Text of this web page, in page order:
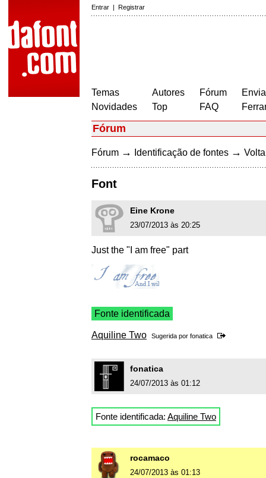
Entrar | Registrar
Temas
Novidades
Autores
Top
Fórum
FAQ
Fórum
Fórum → Identificação de fontes →
Font
Eine Krone
23/07/2013 às 20:25
Just the "I am free" part
Fonte identificada
Aquiline Two Sugerida por fonatica
fonatica
24/07/2013 às 01:12
Fonte identificada: Aquiline Two
rocamaco
24/07/2013 às 01:13